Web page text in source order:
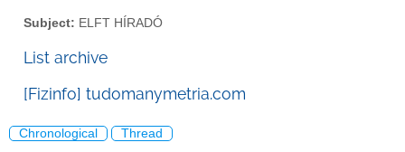
Subject: ELFT HÍRADÓ
List archive
[Fizinfo] tudomanymetria.com
Chronological Thread